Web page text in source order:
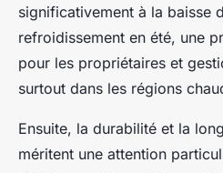
significativement à la baisse
refroidissement en été, une
pour les propriétaires et
surtout dans les régions
Ensuite, la durabilité et la
méritent une attention